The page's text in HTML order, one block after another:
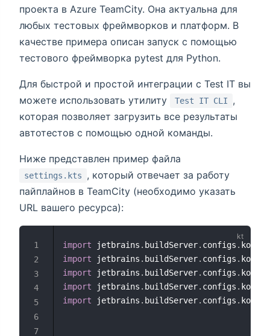
проекта в Azure TeamCity. Она актуальна для
любых тестовых фреймворков и платформ. В
качестве примера описан запуск с помощью
тестового фреймворка pytest для Python.
Для быстрой и простой интеграции с Test IT вы
можете использовать утилиту
Test IT CLI
,
которая позволяет загрузить все результаты
автотестов с помощью одной команды.
Ниже представлен пример файла
settings.kts
, который отвечает за работу
пайплайнов в TeamCity (необходимо указать
URL вашего ресурса):
import jetbrains . buildServer. configs . kotlin
import jetbrains . buildServer. configs . kotlin
import jetbrains . buildServer. configs . kotlin
import jetbrains . buildServer. configs . kotlin
import jetbrains . buildServer. configs . kotlin